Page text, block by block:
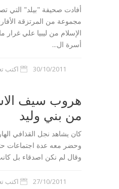
أفادت صحيفة "بيلد" التي
مجموعة من المرتزقة
الإسلام من ليبيا علي
أسرة ال...
30/10/2011 اكتب
هروب سيف
من بني وليد
كان يشاهد نجل القذافي
وحضر معه عدة اجتماعات
وقال لم نكن اصدقاء بل
27/10/2011 اكتب